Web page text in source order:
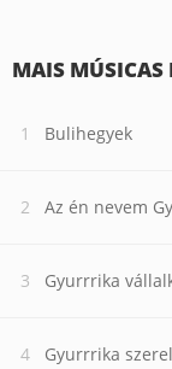
MAIS MÚSICAS
Bulihegyek
Az én nevem
Gyurrrika
Gyurrrika